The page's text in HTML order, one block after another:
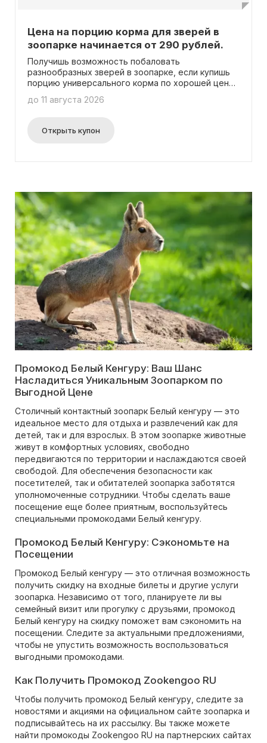
Цена на порцию корма для зверей в
зоопарке начинается от 290 рублей.
Получишь возможность побаловать
разнообразных зверей в зоопарке, если купишь
порцию универсального корма по хорошей цене,
понадобится вводить промокод.
до 11 августа 2026
Открыть купон
Промокод Белый Кенгуру: Ваш Шанс
Насладиться Уникальным Зоопарком по
Выгодной Цене
Столичный контактный зоопарк Белый кенгуру — это
идеальное место для отдыха и развлечений как для
детей, так и для взрослых. В этом зоопарке животные
живут в комфортных условиях, свободно
передвигаются по территории и наслаждаются своей
свободой. Для обеспечения безопасности как
посетителей, так и обитателей зоопарка заботятся
уполномоченные сотрудники. Чтобы сделать ваше
посещение еще более приятным, воспользуйтесь
специальными промокодами Белый кенгуру.
Промокод Белый Кенгуру: Сэкономьте на
Посещении
Промокод Белый кенгуру — это отличная возможность
получить скидку на входные билеты и другие услуги
зоопарка. Независимо от того, планируете ли вы
семейный визит или прогулку с друзьями, промокод
Белый кенгуру на скидку поможет вам сэкономить на
посещении. Следите за актуальными предложениями,
чтобы не упустить возможность воспользоваться
выгодными промокодами.
Как Получить Промокод Zookengoo RU
Чтобы получить промокод Белый кенгуру, следите за
новостями и акциями на официальном сайте зоопарка и
подписывайтесь на их рассылку. Вы также можете
найти промокоды Zookengoo RU на партнерских сайтах